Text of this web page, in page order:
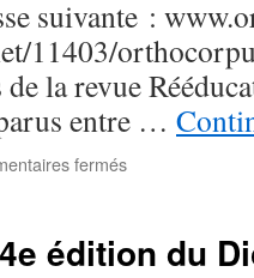
suivante :
11403/
la revue
entre …
ferméssur
du
édition du